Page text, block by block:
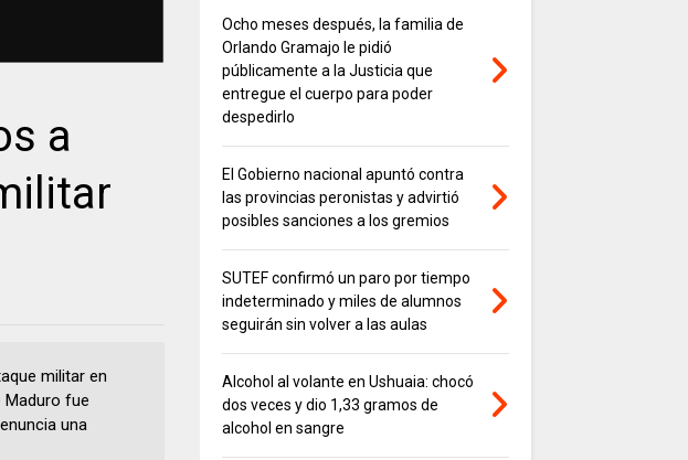
a
militar en
Maduro fue
una
Ocho meses después, la familia de
Orlando Gramajo le pidió
públicamente a la Justicia que
entregue el cuerpo para poder
despedirlo
El Gobierno nacional apuntó contra
las provincias peronistas y advirtió
posibles sanciones a los gremios
SUTEF confirmó un paro por tiempo
indeterminado y miles de alumnos
seguirán sin volver a las aulas
Alcohol al volante en Ushuaia: chocó
dos veces y dio 1,33 gramos de
alcohol en sangre